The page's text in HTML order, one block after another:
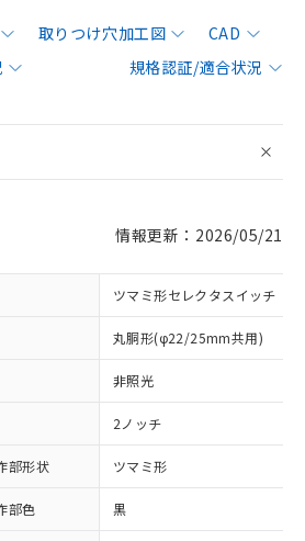
取りつけ穴加工図
CAD
規格認証/適合状況
情報更新：2026/05/21
ツマミ形セレクタスイッチ
丸胴形(φ22/25mm共用)
非照光
2ノッチ
部形状 ツマミ形
部色 黒